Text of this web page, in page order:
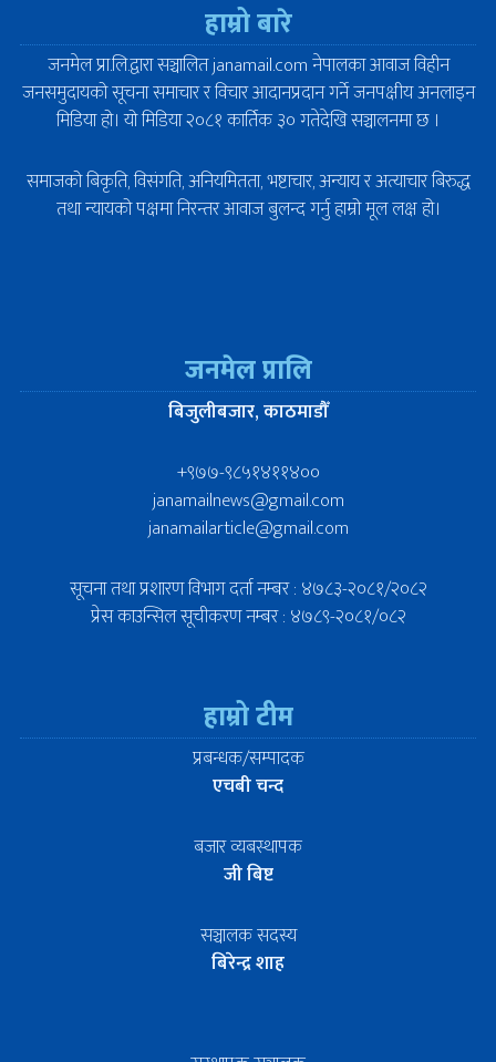
हाम्रो बारे
जनमेल प्रा.लि.द्वारा सञ्चालित janamail.com नेपालका आवाज विहीन
जनसमुदायको सूचना समाचार र विचार आदानप्रदान गर्ने जनपक्षीय अनलाइन
मिडिया हो। यो मिडिया २०८१ कार्तिक ३० गतेदेखि सञ्चालनमा छ ।
समाजको बिकृति, विसंगति, अनियमितता, भष्टाचार, अन्याय र अत्याचार बिरुद्ध
तथा न्यायको पक्षमा निरन्तर आवाज बुलन्द गर्नु हाम्रो मूल लक्ष हो।
जनमेल प्रालि
बिजुलीबजार, काठमाडौँ
+९७७-९८५१४११४००
janamailnews@gmail.com
janamailarticle@gmail.com
सूचना तथा प्रशारण विभाग दर्ता नम्बर : ४७८३-२०८१/२०८२
प्रेस काउन्सिल सूचीकरण नम्बर : ४७८९-२०८१/०८२
हाम्रो टीम
प्रबन्धक/सम्पादक
एचबी चन्द
बजार व्यबस्थापक
जी बिष्ट
सञ्चालक सदस्य
बिरेन्द्र शाह